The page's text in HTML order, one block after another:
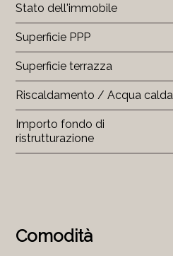
Comodità
Stato dell'immobile
Superficie PPP
Superficie terrazza
Riscaldamento / Acqua calda
Importo fondo di
ristrutturazione